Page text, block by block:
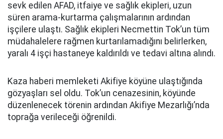
sevk edilen AFAD, itfaiye ve sağlık ekipleri, uzun
süren arama-kurtarma çalışmalarının ardından
işçilere ulaştı. Sağlık ekipleri Necmettin Tok’un tüm
müdahalelere rağmen kurtarılamadığını belirlerken,
yaralı 4 işçi hastaneye kaldırıldı ve tedavi altına alındı.
Kaza haberi memleketi Akifiye köyüne ulaştığında
gözyaşları sel oldu. Tok’un cenazesinin, köyünde
düzenlenecek törenin ardından Akifiye Mezarlığı’nda
toprağa verileceği öğrenildi.